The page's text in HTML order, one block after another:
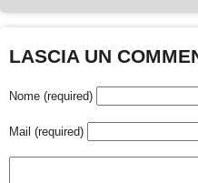
LASCIA UN
Nome (required)
Mail (required)